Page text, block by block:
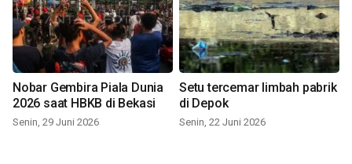
Nobar Gembira Piala Dunia
2026 saat HBKB di Bekasi
Senin, 29 Juni 2026
Setu tercemar limbah pabrik
di Depok
Senin, 22 Juni 2026